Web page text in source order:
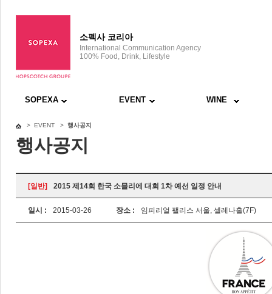
소펙사 코리아
International Communication Agency
100% Food, Drink, Lifestyle
SOPEXA EVENT WINE
> EVENT > 행사공지
행사공지
[일반] 2015 제14회 한국 소믈리에 대회 1차 예선 일정 안내
일시 : 2015-03-26 장소 : 임피리얼 팰리스 서울, 셀레나홀(7F)